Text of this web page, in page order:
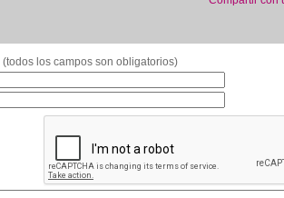
(todos los campos son obligatorios)